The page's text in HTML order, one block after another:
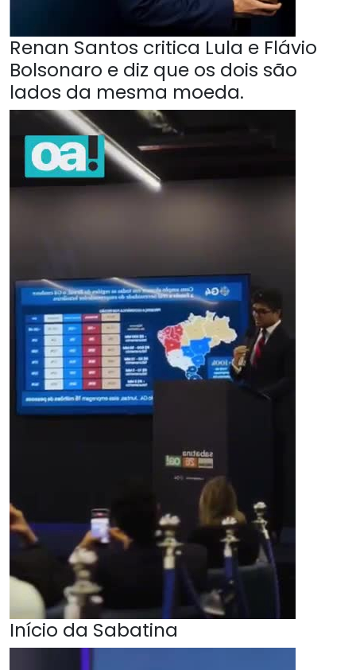
Renan Santos critica Lula e Flávio
Bolsonaro e diz que os dois são
lados da mesma moeda.
Início da Sabatina